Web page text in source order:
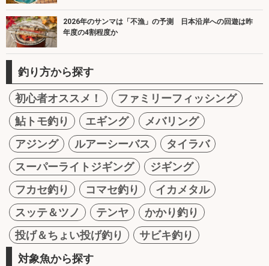
2026年のサンマは「不漁」の予測 日本沿岸への回遊は昨
年度の4割程度か
釣り方から探す
初心者オススメ！
ファミリーフィッシング
鮎トモ釣り
エギング
メバリング
アジング
ルアーシーバス
タイラバ
スーパーライトジギング
ジギング
フカセ釣り
コマセ釣り
イカメタル
スッテ＆ツノ
テンヤ
かかり釣り
投げ＆ちょい投げ釣り
サビキ釣り
対象魚から探す